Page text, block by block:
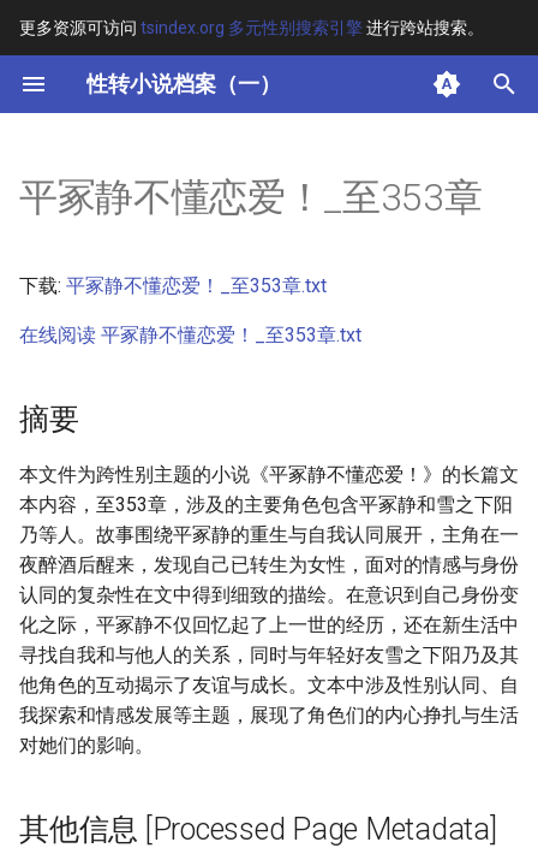
更多资源可访问 tsindex.org 多元性别搜索引擎进行跨站搜索。
性转小说档案（一）
键
搜
索
其他信息 [Processed Page
平冢静不懂恋爱！_至353章
下载: 平冢静不懂恋爱！_至353章.txt
在线阅读 平冢静不懂恋爱！_至353章.txt
摘要
本文件为跨性别主题的小说《平冢静不懂恋爱！》的长篇文
本内容，至353章，涉及的主要角色包含平冢静和雪之下阳
乃等人。故事围绕平冢静的重生与自我认同展开，主角在一
夜醉酒后醒来，发现自己已转生为女性，面对的情感与身份
认同的复杂性在文中得到细致的描绘。在意识到自己身份变
化之际，平冢静不仅回忆起了上一世的经历，还在新生活中
寻找自我和与他人的关系，同时与年轻好友雪之下阳乃及其
他角色的互动揭示了友谊与成长。文本中涉及性别认同、自
我探索和情感发展等主题，展现了角色们的内心挣扎与生活
对她们的影响。
其他信息 [Processed Page Metadata]